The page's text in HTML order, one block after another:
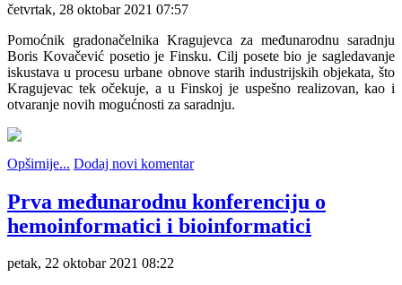
četvrtak, 28 oktobar 2021 07:57
Pomoćnik gradonačelnika Kragujevca za međunarodnu saradnju
Boris Kovačević posetio je Finsku. Cilj posete bio je sagledavanje
iskustava u procesu urbane obnove starih industrijskih objekata, što
Kragujevac tek očekuje, a u Finskoj je uspešno realizovan, kao i
otvaranje novih mogućnosti za saradnju.
Opširnije... Dodaj novi komentar
Prva međunarodnu konferenciju o
hemoinformatici i bioinformatici
petak, 22 oktobar 2021 08:22